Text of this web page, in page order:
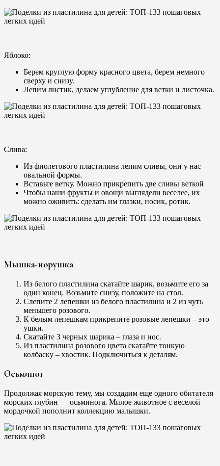
Яблоко:
Берем круглую форму красного цвета, берем немного
сверху и снизу.
Лепим листик, делаем углубление для ветки и листочка.
Слива:
Из фиолетового пластилина лепим сливы, они у нас
овальной формы.
Вставьте ветку. Можно прикрепить две сливы веткой
Чтобы наши фрукты и овощи выглядели веселее, их
можно оживить: сделать им глазки, носик, ротик.
Мышка-норушка
Из белого пластилина скатайте шарик, возьмите его за
один конец. Возьмите снизу, положите на стол.
Слепите 2 лепешки из белого пластилина и 2 из чуть
меньшего розового.
К белым лепешкам прикрепите розовые лепешки – это
ушки.
Скатайте 3 черных шарика – глаза и нос.
Из пластилина розового цвета скатайте тонкую
колбаску – хвостик. Подключиться к деталям.
Осьминог
Продолжая морскую тему, мы создадим еще одного обитателя
морских глубин — осьминога. Милое животное с веселой
мордочкой пополнит коллекцию малышки.